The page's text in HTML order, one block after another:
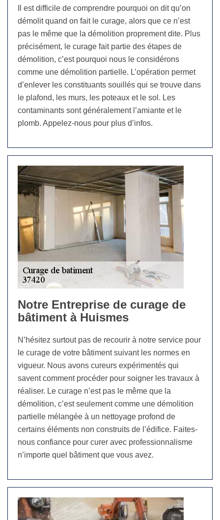
Il est difficile de comprendre pourquoi on dit qu’on
démolit quand on fait le curage, alors que ce n’est
pas le même que la démolition proprement dite. Plus
précisément, le curage fait partie des étapes de
démolition, c’est pourquoi nous le considérons
comme une démolition partielle. L’opération permet
d’enlever les constituants souillés qui se trouve dans
le plafond, les murs, les poteaux et le sol. Les
contaminants sont généralement l’amiante et le
plomb. Appelez-nous pour plus d’infos.
Notre Entreprise de curage de
bâtiment à Huismes
N’hésitez surtout pas de recourir à notre service pour
le curage de votre bâtiment suivant les normes en
vigueur. Nous avons cureurs expérimentés qui
savent comment procéder pour soigner les travaux à
réaliser. Le curage n’est pas le même que la
démolition, c’est seulement comme une démolition
partielle mélangée à un nettoyage profond de
certains éléments non construits de l’édifice. Faites-
nous confiance pour curer avec professionnalisme
n’importe quel bâtiment que vous avez.